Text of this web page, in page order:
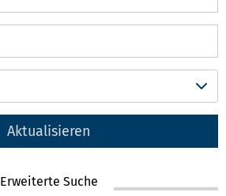
Aktualisieren
Erweiterte Suche